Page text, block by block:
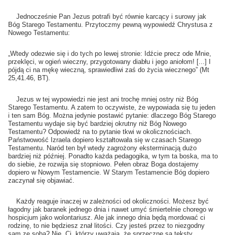
Jednocześnie Pan Jezus potrafi być równie karcący i surowy jak
Bóg Starego Testamentu. Przytoczmy pewną wypowiedź Chrystusa z
Nowego Testamentu:
„Wtedy odezwie się i do tych po lewej stronie: Idźcie precz ode Mnie,
przeklęci, w ogień wieczny, przygotowany diabłu i jego aniołom! [...] I
pójdą ci na mękę wieczną, sprawiedliwi zaś do życia wiecznego” (Mt
25,41.46, BT).
Jezus w tej wypowiedzi nie jest ani trochę mniej ostry niż Bóg
Starego Testamentu. A zatem to oczywiste, że wypowiada się tu jeden
i ten sam Bóg. Można jedynie postawić pytanie: dlaczego Bóg Starego
Testamentu wydaje się być bardziej okrutny niż Bóg Nowego
Testamentu? Odpowiedź na to pytanie tkwi w okolicznościach.
Państwowość Izraela dopiero kształtowała się w czasach Starego
Testamentu. Naród ten był wtedy zagrożony eksterminacją dużo
bardziej niż później. Ponadto każda pedagogika, w tym ta boska, ma to
do siebie, że rozwija się stopniowo. Pełen obraz Boga dostajemy
dopiero w Nowym Testamencie. W Starym Testamencie Bóg dopiero
zaczynał się objawiać.
Każdy reaguje inaczej w zależności od okoliczności. Możesz być
łagodny jak baranek jednego dnia i nawet umyć śmiertelnie chorego w
hospicjum jako wolontariusz. Ale jak innego dnia będą mordować ci
rodzinę, to nie będziesz znał litości. Czy jesteś przez to niezgodny